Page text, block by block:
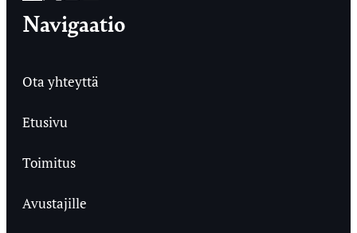
Navigaatio
Ota yhteyttä
Etusivu
Toimitus
Avustajille